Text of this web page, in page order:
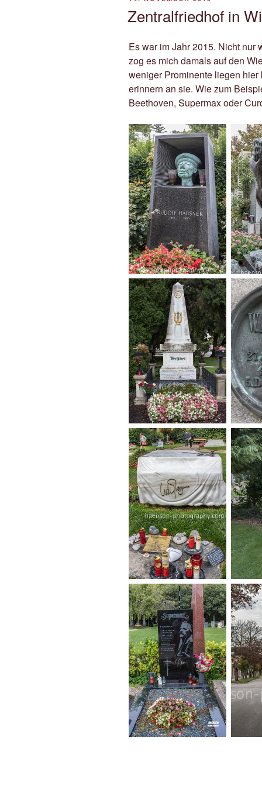
Zentralfriedhof in
Es war im Jahr 2015. Nicht nur
zog es mich damals auf den
weniger Prominente liegen
erinnern an sie. Wie zum
Beethoven, Supermax oder